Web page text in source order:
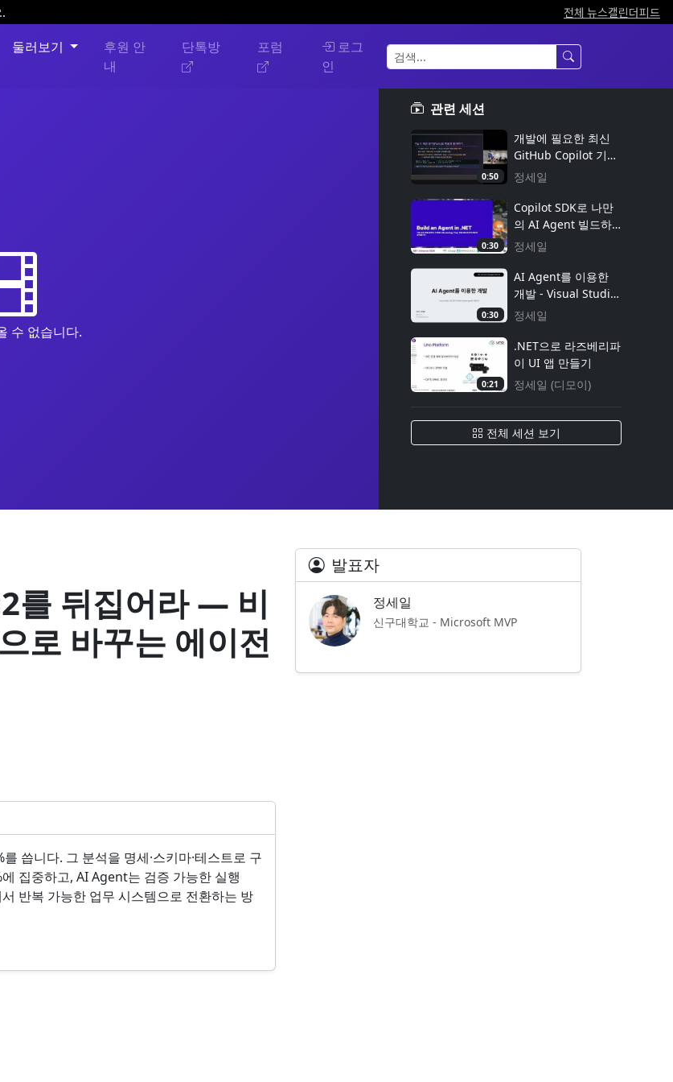
전체 뉴스캘린더피드
둘러보기
후원 안
내
단톡방 포럼
로그
인
수 없습니다.
관련 세션
0:50
개발에 필요한 최신
GitHub Copilot 기능
및 유용한 팁
정세일
0:30
Copilot SDK로 나만
의 AI Agent 빌드하
기
정세일
0:30
AI Agent를 이용한
개발 - Visual Studio
2022에서 GitHub
발하기
정세일
0:21
.NET으로 라즈베리파
이 UI 앱 만들기
정세일 (디모이)
전체 세션 보기
를 뒤집어라 — 비
로 바꾸는 에이전
씁니다. 그 분석을 명세·스키마·테스트로 구
집중하고, AI Agent는 검증 가능한 실행
반복 가능한 업무 시스템으로 전환하는 방
발표자
정세일
신구대학교 - Microsoft MVP